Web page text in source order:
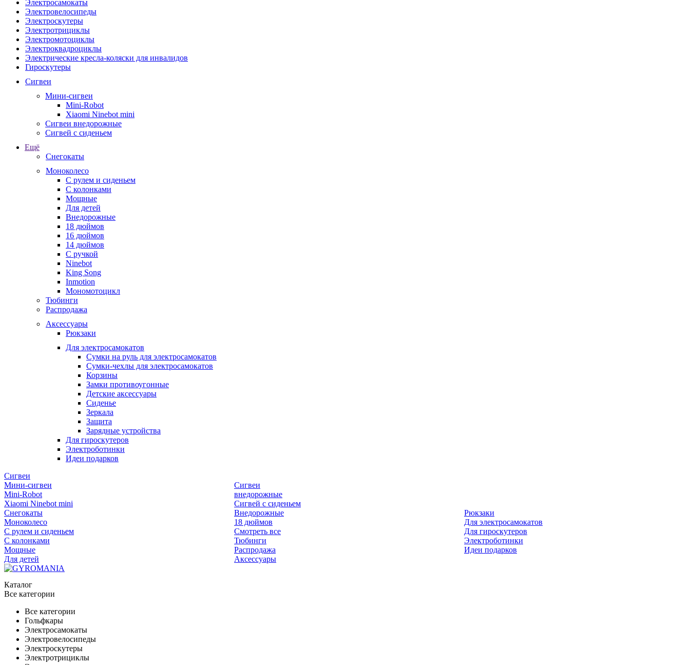
Электросамокаты
Электровелосипеды
Электроскутеры
Электротрициклы
Электромотоциклы
Электроквадроциклы
Электрические кресла-коляски для инвалидов
Гироскутеры
Сигвеи
Мини-сигвеи
Mini-Robot
Xiaomi Ninebot mini
Сигвеи внедорожные
Сигвей с сиденьем
Ещё
Снегокаты
Моноколесо
С рулем и сиденьем
С колонками
Мощные
Для детей
Внедорожные
18 дюймов
16 дюймов
14 дюймов
С ручкой
Ninebot
King Song
Inmotion
Мономотоцикл
Тюбинги
Распродажа
Аксессуары
Рюкзаки
Для электросамокатов
Сумки на руль для электросамокатов
Сумки-чехлы для электросамокатов
Корзины
Замки противоугонные
Детские аксессуары
Сиденье
Зеркала
Защита
Зарядные устройства
Для гироскутеров
Электроботинки
Идеи подарков
Сигвеи
Мини-сигвеи
Mini-Robot
Xiaomi Ninebot mini
Сигвеи
внедорожные
Сигвей с сиденьем
Снегокаты
Моноколесо
С рулем и сиденьем
С колонками
Мощные
Для детей
Внедорожные
18 дюймов
Смотреть все
Тюбинги
Распродажа
Аксессуары
Рюкзаки
Для электросамокатов
Для гироскутеров
Электроботинки
Идеи подарков
Каталог
Все категории
Все категории
Гольфкары
Электросамокаты
Электровелосипеды
Электроскутеры
Электротрициклы